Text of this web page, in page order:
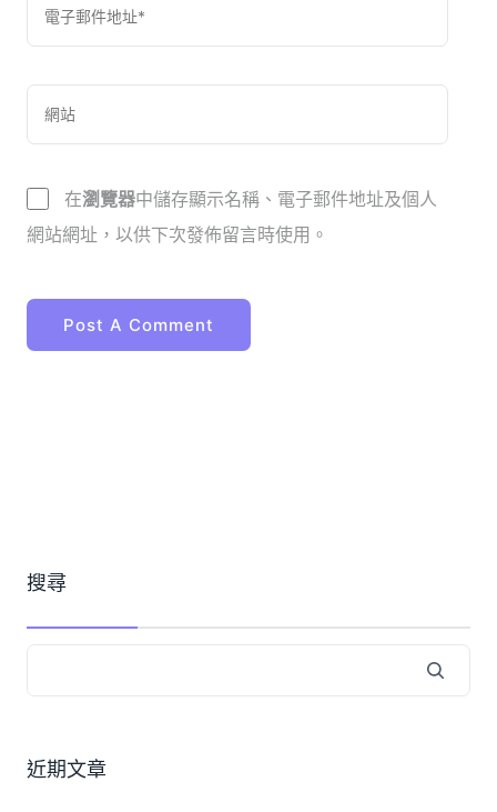
在瀏覽器中儲存顯示名稱、電子郵件地址及個人
網站網址，以供下次發佈留言時使用。
搜尋
近期文章